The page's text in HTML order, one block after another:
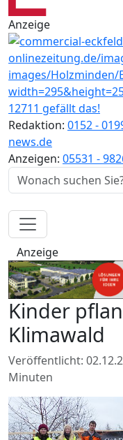
Anzeige
12711 gefällt das!
Redaktion: 0152 -
news.de
Anzeigen: 05531 -
Anzeige
Kinder
Klimawald
Veröffentlicht:
Minuten